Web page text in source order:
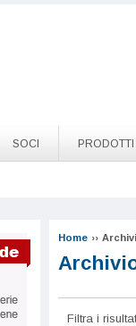
SOCI PRODOTTI
Home ››
Filtra i